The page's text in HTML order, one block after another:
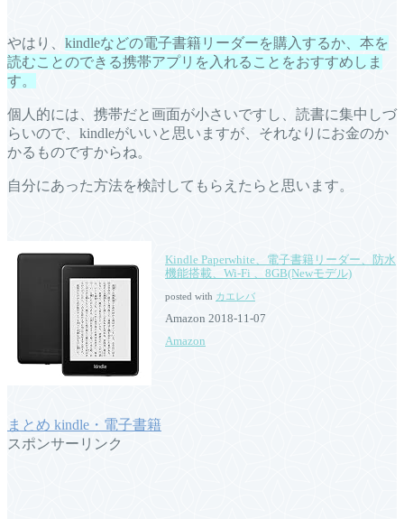
やはり、 kindleなどの電子書籍リーダーを購入するか、本を
読むことのできる携帯アプリを入れることをおすすめしま
す。
個人的には、携帯だと画面が小さいですし、読書に集中しづ
らいので、kindleがいいと思いますが、それなりにお金のか
かるものですからね。
自分にあった方法を検討してもらえたらと思います。
Kindle Paperwhite、電子書籍リーダー、防水
機能搭載、Wi-Fi 、8GB(Newモデル)
posted with カエレバ
Amazon 2018-11-07
Amazon
まとめ kindle・電子書籍
スポンサーリンク